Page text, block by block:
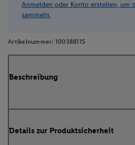
Anmelden oder Konto erstellen, um
sammeln.
Artikelnummer: 100388115
Beschreibung
Details zur Produktsicherheit